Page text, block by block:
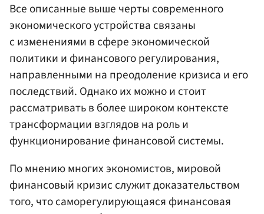
Все описанные выше черты современного
экономического устройства связаны
с изменениями в сфере экономической
политики и финансового регулирования,
направленными на преодоление кризиса и его
последствий. Однако их можно и стоит
рассматривать в более широком контексте
трансформации взглядов на роль и
функционирование финансовой системы.
По мнению многих экономистов, мировой
финансовый кризис служит доказательством
того, что саморегулирующаяся финансовая